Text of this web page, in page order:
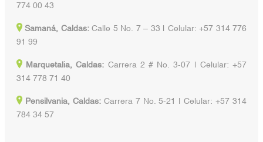
774 00 43
Samaná, Caldas:Calle 5 No. 7 – 33 | Celular: +57 314 776
91 99
Marquetalia, Caldas: Carrera 2 # No. 3-07 | Celular: +57
314 778 71 40
Pensilvania, Caldas:Carrera 7 No. 5-21 | Celular: +57 314
784 34 57